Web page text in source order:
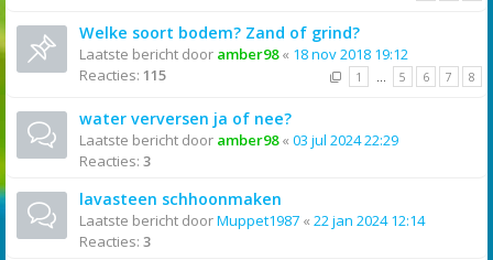
Welke soort bodem? Zand of grind?
Laatste bericht door amber98« 18 nov 2018 19:12
Reacties: 115 1 … 5 6 7 8
water verversen ja of nee?
Laatste bericht door amber98« 03 jul 2024 22:29
Reacties: 3
lavasteen schhoonmaken
Laatste bericht doorMuppet1987 « 22 jan 2024 12:14
Reacties: 3